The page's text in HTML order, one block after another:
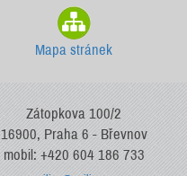
Mapa stránek
Zátopkova 100/2
16900, Praha 6 - Břevnov
mobil: +420 604 186 733